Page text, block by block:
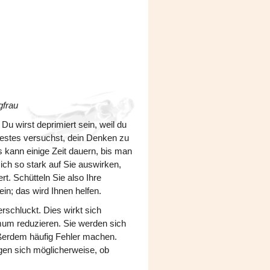
wirst deprimiert sein, weil du
versuchst, dein Denken zu
kann einige Zeit dauern, bis man
so stark auf Sie auswirken,
Schütteln Sie also Ihre
das wird Ihnen helfen.
Dies wirkt sich
reduzieren. Sie werden sich
häufig Fehler machen.
sich möglicherweise, ob